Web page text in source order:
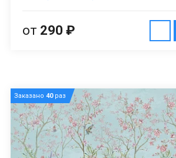
от 290 ₽
Заказано 40раз